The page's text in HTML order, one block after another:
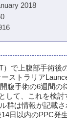
2018
）で上腹部手術後
ストラリア
腹手術の6週間の
して、これを検
群は情報が記載
日以内のPPC発生